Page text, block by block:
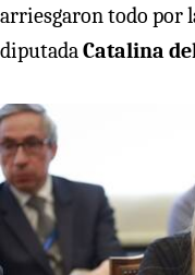
arriesgaron todo por
diputadaCatalina